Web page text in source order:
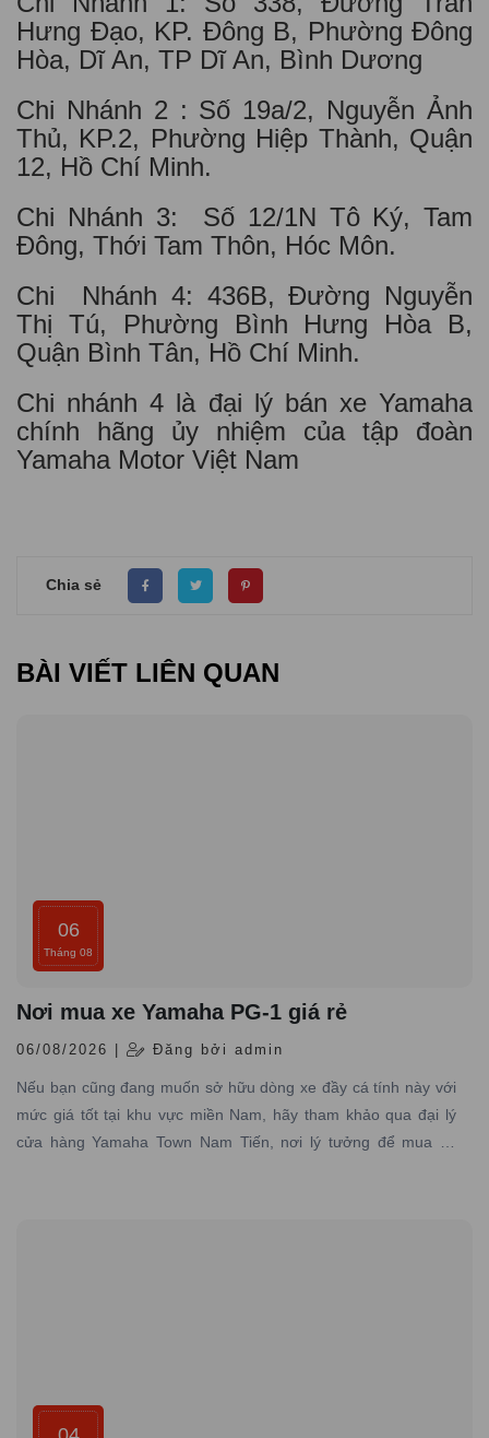
Hưng Đạo, KP. Đông B, Phường Đông
Hòa, Dĩ An, TP Dĩ An, Bình Dương
Chi Nhánh 2 : Số 19a/2, Nguyễn Ảnh
Thủ, KP.2, Phường Hiệp Thành, Quận
12, Hồ Chí Minh.
Chi Nhánh 3: Số 12/1N Tô Ký, Tam
Đông, Thới Tam Thôn, Hóc Môn.
Chi Nhánh 4: 436B, Đường Nguyễn
Thị Tú, Phường Bình Hưng Hòa B,
Quận Bình Tân, Hồ Chí Minh.
Chi nhánh 4 là đại lý bán xe Yamaha
chính hãng ủy nhiệm của tập đoàn
Yamaha Motor Việt Nam
Chia sẻ
BÀI VIẾT LIÊN QUAN
06
Tháng 08
Nơi mua xe Yamaha PG-1 giá rẻ
06/08/2026 | Đăng bởi admin
Nếu bạn cũng đang muốn sở hữu dòng xe đầy cá tính này với
mức giá tốt tại khu vực miền Nam, hãy tham khảo qua đại lý
cửa hàng Yamaha Town Nam Tiến, nơi lý tưởng để mua xe